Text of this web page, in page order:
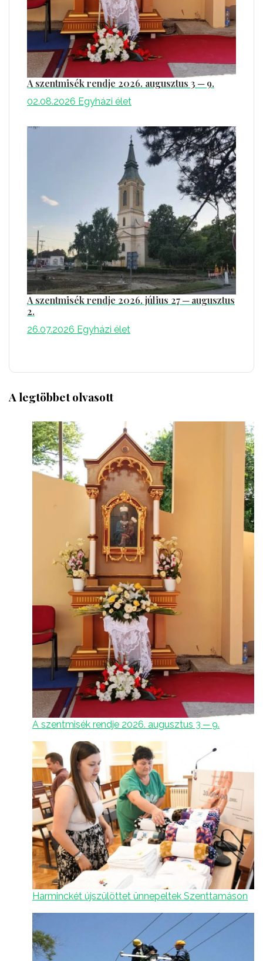
A szentmisék rendje 2026. augusztus 3 ─ 9.
02.08.2026 Egyházi élet
A szentmisék rendje 2026. július 27 ─ augusztus
2.
26.07.2026 Egyházi élet
A legtöbbet olvasott
A szentmisék rendje 2026. augusztus 3 ─ 9.
Harminckét újszülöttet ünnepeltek Szenttamáson